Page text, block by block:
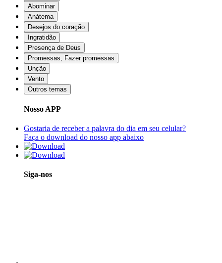
Abominar
Anátema
Desejos do coração
Ingratidão
Presença de Deus
Promessas, Fazer promessas
Unção
Vento
Outros temas
Nosso APP
Gostaria de receber a palavra do dia em seu celular?
Faça o download do nosso app abaixo
Siga-nos